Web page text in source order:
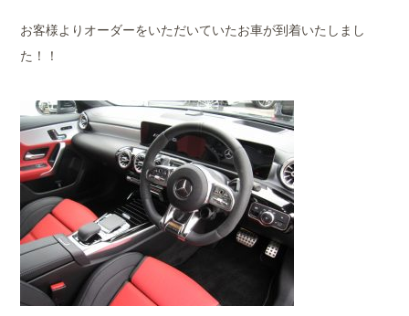
お客様よりオーダーをいただいていたお車が到着いたしまし
た！！